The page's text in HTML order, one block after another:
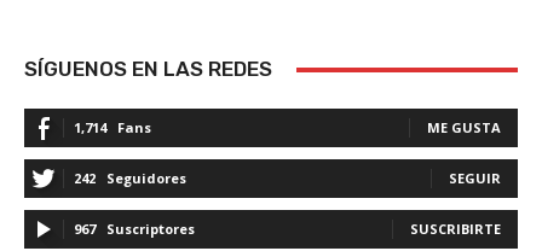
SÍGUENOS EN LAS REDES
1,714 Fans ME GUSTA
242 Seguidores SEGUIR
967 Suscriptores SUSCRIBIRTE